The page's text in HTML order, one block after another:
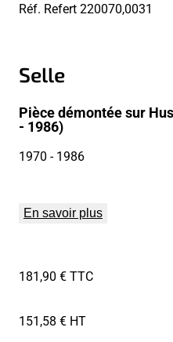
Réf. Refert220070,0031
Selle
Pièce démontée sur
- 1986)
1970 - 1986
En savoir plus
181,90 € TTC
151,58 € HT